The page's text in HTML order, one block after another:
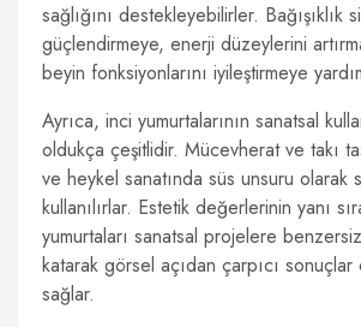
sağlığını destekleyebilirler. Bağışıklık
güçlendirmeye, enerji düzeylerini
beyin fonksiyonlarını iyileştirmeye
Ayrıca, inci yumurtalarının sanatsal
oldukça çeşitlidir. Mücevherat ve takı
ve heykel sanatında süs unsuru olarak
kullanılırlar. Estetik değerlerinin yanı
yumurtaları sanatsal projelere
katarak görsel açıdan çarpıcı
sağlar.